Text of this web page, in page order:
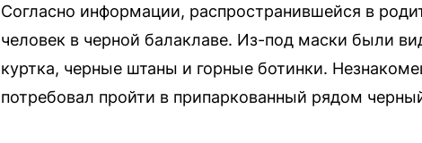
Согласно информации, распространившейся в
человек в черной балаклаве. Из-под маски были
куртка, черные штаны и горные ботинки.
потребовал пройти в припаркованный рядом